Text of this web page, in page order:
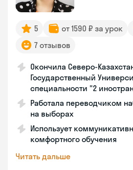
5 от 1590 ₽ за урок
7 отзывов
Окончила Северо-
Государственный
специальности "2
Работала переводчиком
на выборах
Использует
комфортного обучения
Читать дальше